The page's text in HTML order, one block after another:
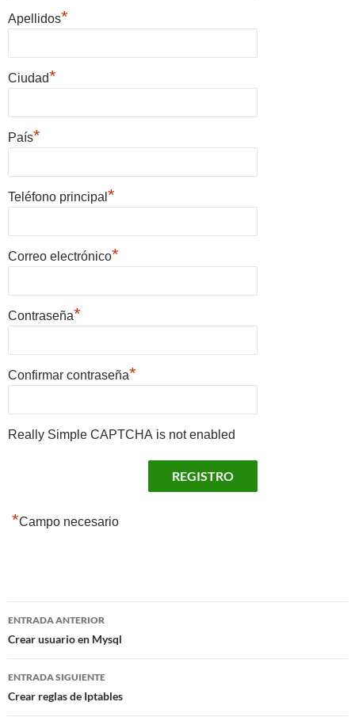
Apellidos*
Ciudad*
País*
Teléfono principal *
Correo electrónico*
Contraseña*
Confirmar contraseña*
Really Simple CAPTCHA is not enabled
*Campo necesario
Navegación
de
entradas
ENTRADA ANTERIOR
Crear usuario en Mysql
ENTRADA SIGUIENTE
Crear reglas de Iptables